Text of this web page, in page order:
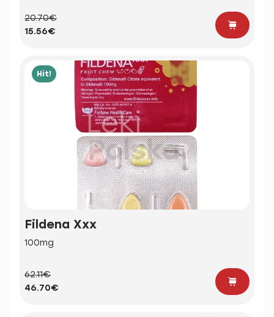
20.70€
15.56€
Hit!
Fildena Xxx
100mg
62.11€
46.70€